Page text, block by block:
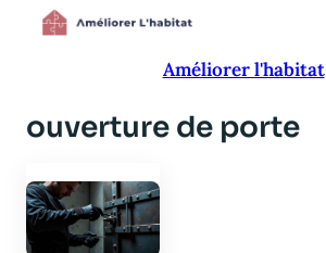
Aller
Améliorer l'habitat
ouverture de porte